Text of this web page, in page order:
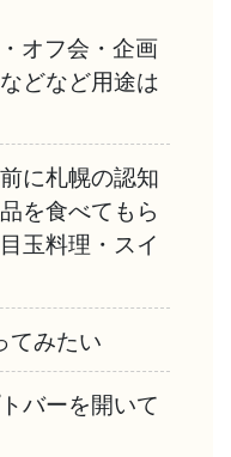
オフ会・企画
どなど用途は
に札幌の認知
を食べてもら
玉料理・スイ
てみたい
バーを開いて